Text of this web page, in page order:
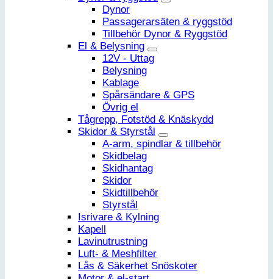
Dynor
Passagerarsäten & ryggstöd
Tillbehör Dynor & Ryggstöd
El & Belysning
12V - Uttag
Belysning
Kablage
Spårsändare & GPS
Övrig el
Tågrepp, Fotstöd & Knäskydd
Skidor & Styrstål
A-arm, spindlar & tillbehör
Skidbelag
Skidhantag
Skidor
Skidtillbehör
Styrstål
Isrivare & Kylning
Kapell
Lavinutrustning
Luft- & Meshfilter
Lås & Säkerhet Snöskoter